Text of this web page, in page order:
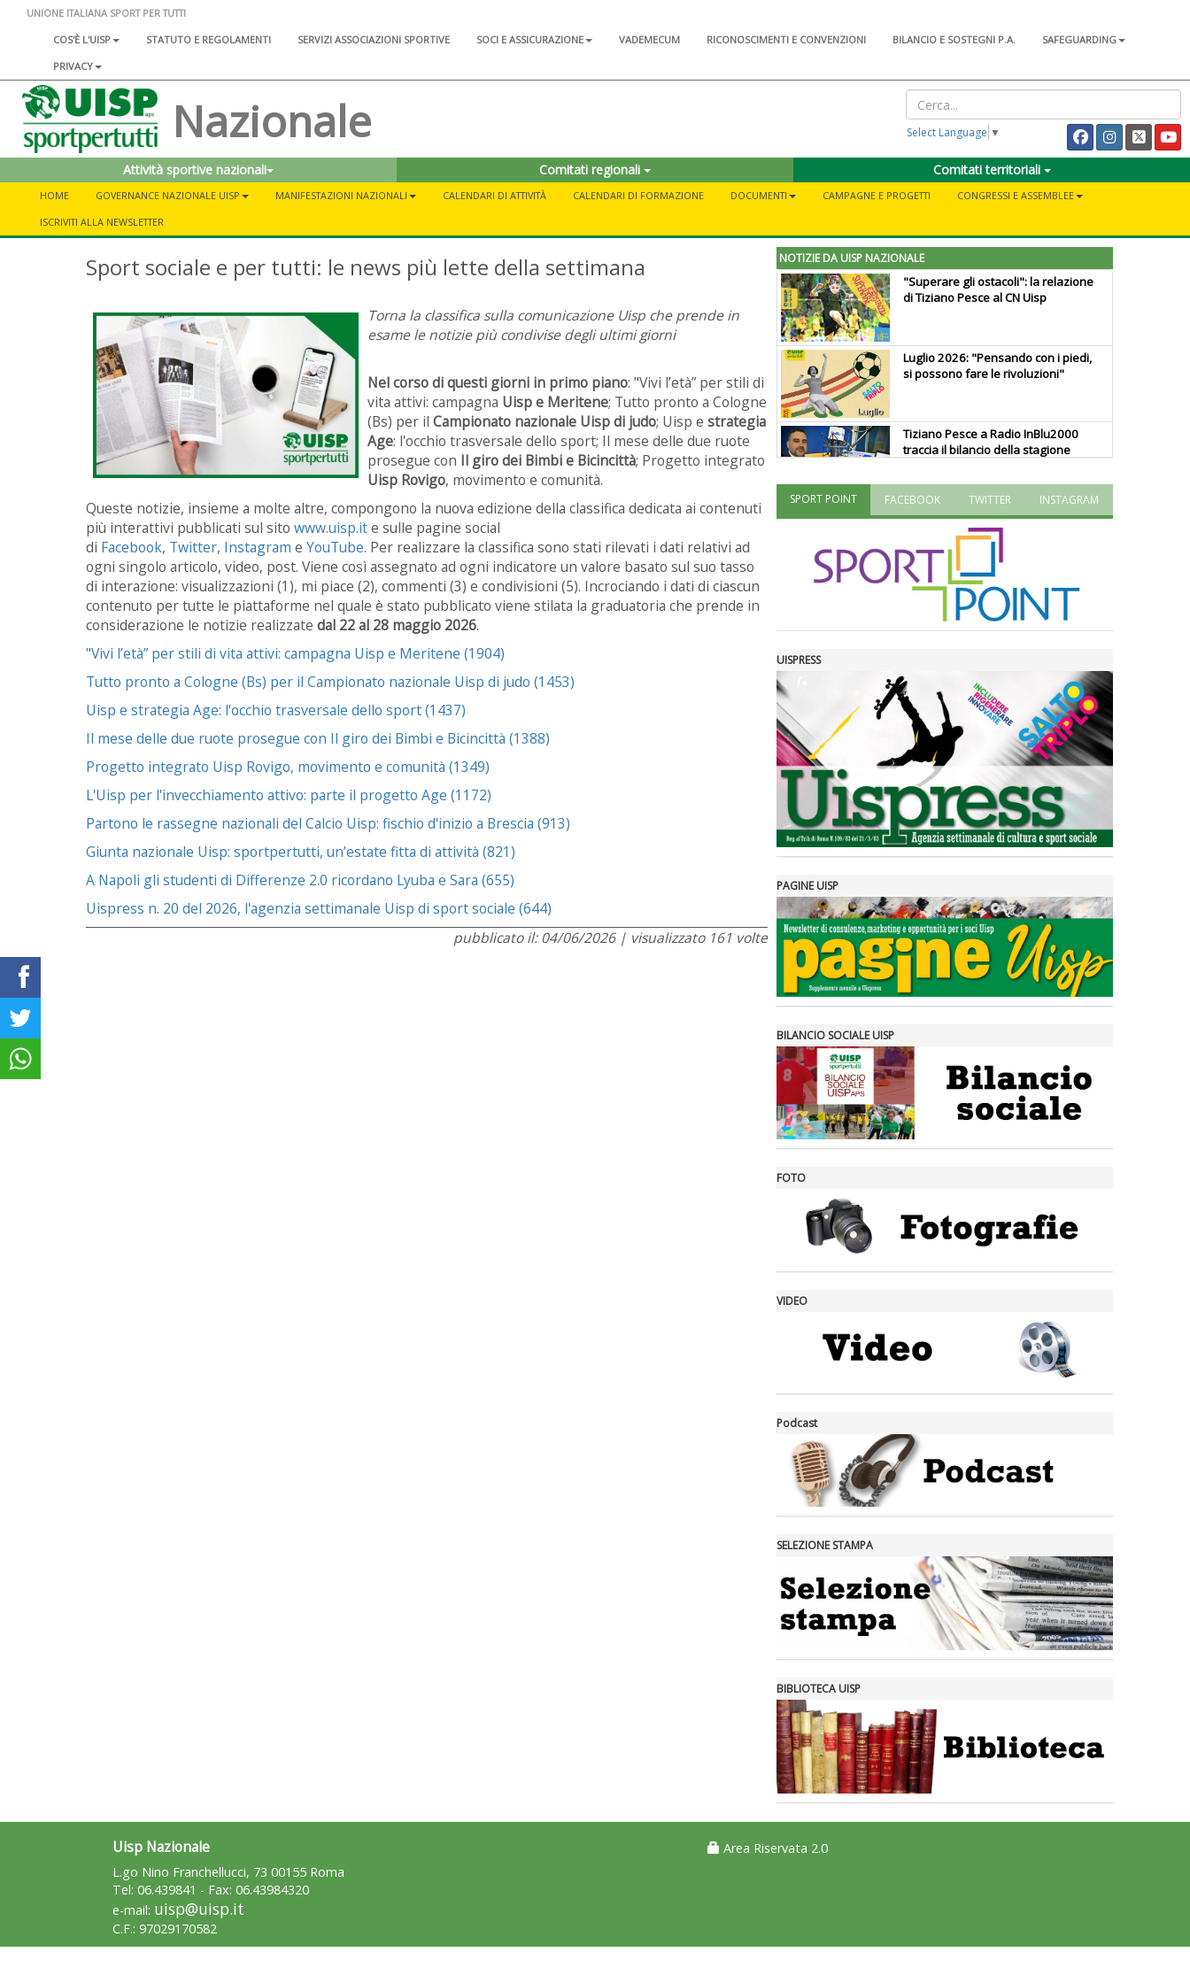
UNIONE ITALIANA SPORT PER TUTTI
COS'È L'UISP
STATUTO E REGOLAMENTI SERVIZI ASSOCIAZIONI SPORTIVE SOCI E ASSICURAZIONE VADEMECUM RICONOSCIMENTI E CONVENZIONI BILANCIO E SOSTEGNI P.A.
SAFEGUARDING
PRIVACY
Nazionale Select Language ▼
Attività sportive nazionali Comitati regionali Comitati territoriali
HOME GOVERNANCE NAZIONALE UISP MANIFESTAZIONI NAZIONALI CALENDARI DI ATTIVITÀ CALENDARI DI FORMAZIONE DOCUMENTI CAMPAGNE E PROGETTI
CONGRESSI E ASSEMBLEE
ISCRIVITI ALLA NEWSLETTER
Sport sociale e per tutti: le news più lette della settimana
Torna la classifica sulla comunicazione Uisp che prende in
esame le notizie più condivise degli ultimi giorni
Nel corso di questi giorni in primo piano: "Vivi l’età” per stili di
vita attivi: campagna Uisp e Meritene; Tutto pronto a Cologne
(Bs) per il Campionato nazionale Uisp di judo; Uisp e strategia
Age: l'occhio trasversale dello sport; Il mese delle due ruote
prosegue con Il giro dei Bimbi e Bicincittà; Progetto integrato
Uisp Rovigo, movimento e comunità.
Queste notizie, insieme a molte altre, compongono la nuova edizione della classifica dedicata ai contenuti
più interattivi pubblicati sul sito www.uisp.ite sulle pagine social
di Facebook, Twitter, Instagram e YouTube. Per realizzare la classifica sono stati rilevati i dati relativi ad
ogni singolo articolo, video, post. Viene così assegnato ad ogni indicatore un valore basato sul suo tasso
di interazione: visualizzazioni (1), mi piace (2), commenti (3) e condivisioni (5). Incrociando i dati di ciascun
contenuto per tutte le piattaforme nel quale è stato pubblicato viene stilata la graduatoria che prende in
considerazione le notizie realizzate dal 22 al 28 maggio 2026.
"Vivi l’età” per stili di vita attivi: campagna Uisp e Meritene (1904)
Tutto pronto a Cologne (Bs) per il Campionato nazionale Uisp di judo (1453)
Uisp e strategia Age: l'occhio trasversale dello sport (1437)
Il mese delle due ruote prosegue con Il giro dei Bimbi e Bicincittà (1388)
Progetto integrato Uisp Rovigo, movimento e comunità (1349)
L'Uisp per l'invecchiamento attivo: parte il progetto Age (1172)
Partono le rassegne nazionali del Calcio Uisp: fischio d'inizio a Brescia (913)
Giunta nazionale Uisp: sportpertutti, un’estate fitta di attività (821)
A Napoli gli studenti di Differenze 2.0 ricordano Lyuba e Sara (655)
Uispress n. 20 del 2026, l'agenzia settimanale Uisp di sport sociale (644)
pubblicato il: 04/06/2026 | visualizzato 161 volte
NOTIZIE DA UISP NAZIONALE
"Superare gli ostacoli": la relazione
di Tiziano Pesce al CN Uisp
Luglio 2026: "Pensando con i piedi,
si possono fare le rivoluzioni"
Tiziano Pesce a Radio InBlu2000
traccia il bilancio della stagione
valorizzi le nostre specificità"
La formazione Uisp rallenta ma
prosegue anche in estate
Fondazione Terzjus: prima riunione
a Roma
SPORT POINT FACEBOOK TWITTER INSTAGRAM
UISPRESS
PAGINE UISP
BILANCIO SOCIALE UISP
FOTO
VIDEO
Podcast
SELEZIONE STAMPA
BIBLIOTECA UISP
Uisp Nazionale
L.go Nino Franchellucci, 73 00155 Roma
Tel: 06.439841 - Fax: 06.43984320
e-mail: uisp@uisp.it
C.F.: 97029170582
Area Riservata 2.0